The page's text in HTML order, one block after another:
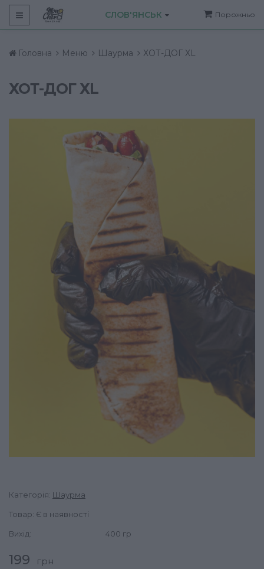
СЛОВ'ЯНСЬК Порожньо
Головна Меню Шаурма ХОТ-ДОГ ХL
ХОТ-ДОГ ХL
Категорія: Шаурма
Товар: Є в наявності
Вихід: 400 гр
199 грн